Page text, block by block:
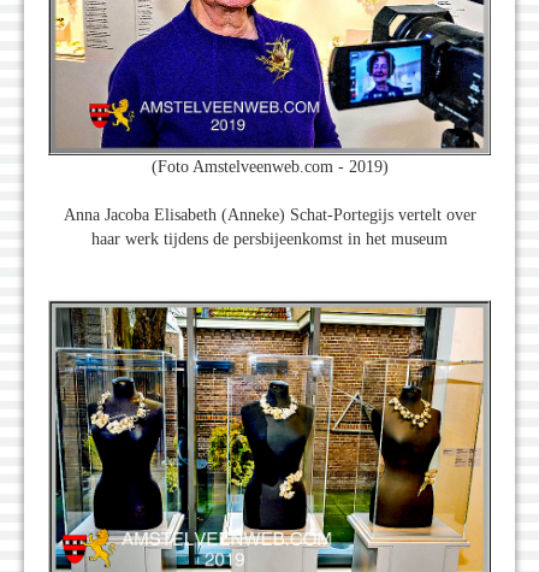
(Foto Amstelveenweb.com - 2019)
Anna Jacoba Elisabeth (Anneke) Schat-Portegijs vertelt over
haar werk tijdens de persbijeenkomst in het museum